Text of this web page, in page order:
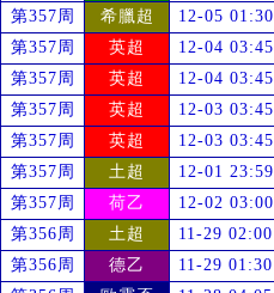
第357周
希臘超 12-05 01:30
第357周
英超 12-04 03:45
第357周
英超 12-04 03:45
第357周
英超 12-03 03:45
第357周
英超 12-03 03:45
第357周
土超 12-01 23:59
第357周
荷乙 12-02 03:00
第356周
土超 11-29 02:00
第356周
德乙 11-29 01:30